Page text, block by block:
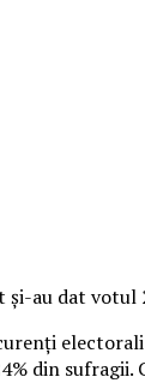
au dat votul
din